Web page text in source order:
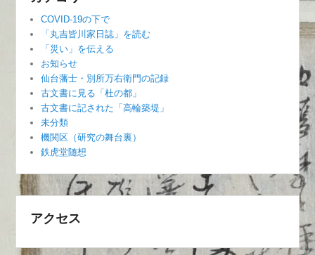
COVID-19の下で
「丸吉皆川家日誌」を読む
「災い」を伝える
お知らせ
仙台藩士・別所万右衛門の記録
古文書に見る「杜の都」
古文書に記された「高輪築堤」
未分類
機関区（研究の舞台裏）
鉄虎堂随想
アクセス